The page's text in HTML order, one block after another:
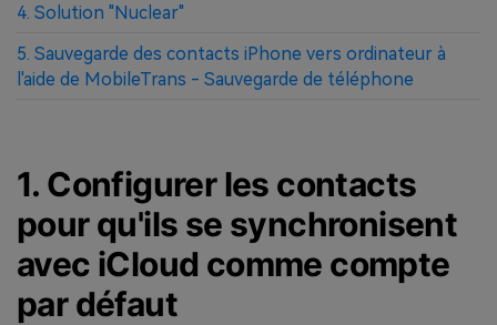
4. Solution "Nuclear"
5. Sauvegarde des contacts iPhone vers ordinateur à
l'aide de MobileTrans - Sauvegarde de téléphone
1. Configurer les contacts
pour qu'ils se synchronisent
avec iCloud comme compte
par défaut